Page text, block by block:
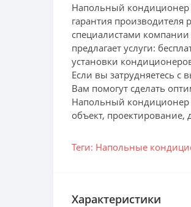
Напольный кондиционер
гарантия
специалистами
предлагает услуги:
установки
Если вы затрудняетесь
Вам помогут сделать
Напольный кондиционер
объект, проектирование,
Теги: Напольные
Характеристики